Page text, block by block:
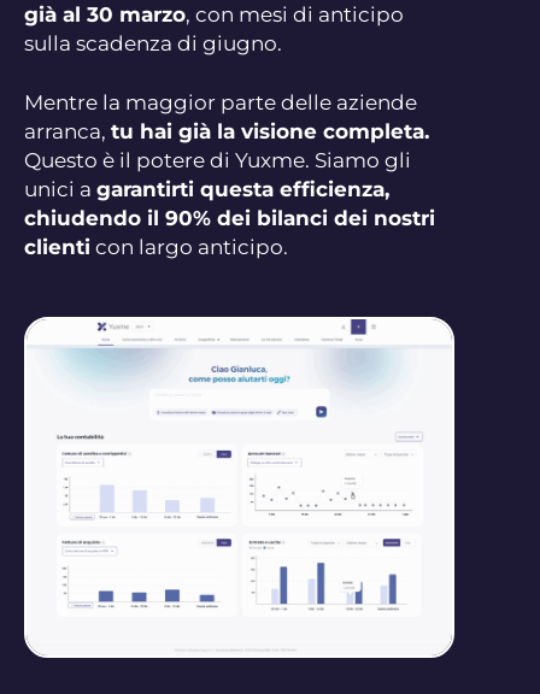
già al 30 marzo, con mesi di anticipo
sulla scadenza di giugno.
Mentre la maggior parte delle aziende
arranca, tu hai già la visione completa.
Questo è il potere di Yuxme. Siamo gli
unici a garantirti questa efficienza,
chiudendo il 90% dei bilanci dei nostri
clienti con largo anticipo.